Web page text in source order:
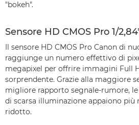
"bokeh".
Sensore HD CMOS Pro 1/
Il sensore HD CMOS Pro Canon di
raggiunge un numero effettivo di
megapixel per offrire immagini Full
sorprendente. Grazie alla maggiore
migliore rapporto segnale-rumore,
di scarsa illuminazione appaiono
ridotto.